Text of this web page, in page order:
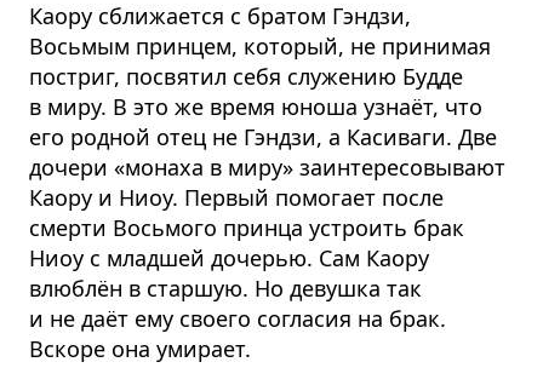
Каору сближается с братом Гэндзи,
Восьмым принцем, который, не принимая
постриг, посвятил себя служению Будде
в миру. В это же время юноша узнаёт, что
его родной отец не Гэндзи, а Касиваги. Две
дочери «монаха в миру» заинтере­совывают
Каору и Ниоу. Первый помогает после
смерти Восьмого принца устроить брак
Ниоу с младшей дочерью. Сам Каору
влюблён в старшую. Но девушка так
и не даёт ему своего согласия на брак.
Вскоре она умирает.